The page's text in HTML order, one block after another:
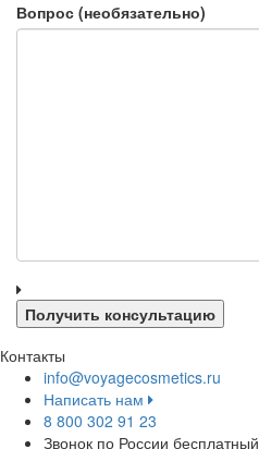
Вопрос (необязательно)
Контакты
info@voyagecosmetics.ru
Написать нам
8 800 302 91 23
Звонок по России бесплатный